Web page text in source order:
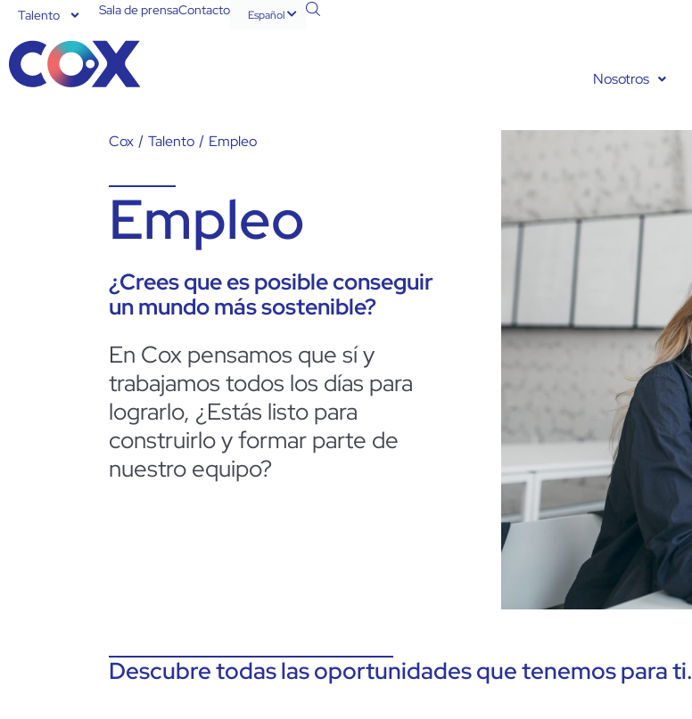
Talento Sala de prensaContacto Español
English
Nosotros
Cox / Talento / Empleo
Empleo
¿Crees que es posible conseguir
un mundo más sostenible?
En Cox pensamos que sí y
trabajamos todos los días para
lograrlo, ¿Estás listo para
construirlo y formar parte de
nuestro equipo?
Descubre todas las oportunidades que tenemos para ti.